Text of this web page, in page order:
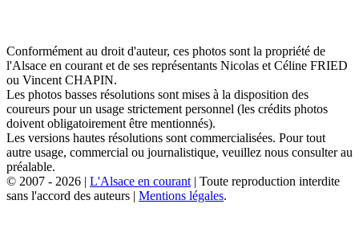
Conformément au droit d'auteur, ces photos sont la propriété de
l'Alsace en courant et de ses représentants Nicolas et Céline FRIED
ou Vincent CHAPIN.
Les photos basses résolutions sont mises à la disposition des
coureurs pour un usage strictement personnel (les crédits photos
doivent obligatoirement être mentionnés).
Les versions hautes résolutions sont commercialisées. Pour tout
autre usage, commercial ou journalistique, veuillez nous consulter au
préalable.
© 2007 - 2026 | L'Alsace en courant | Toute reproduction interdite
sans l'accord des auteurs | Mentions légales.